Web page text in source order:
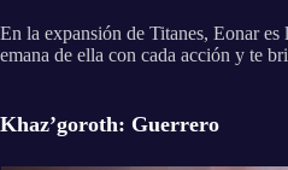
En la expansión de Titanes, Eonar
emana de ella con cada acción y te
Khaz’goroth: Guerrero